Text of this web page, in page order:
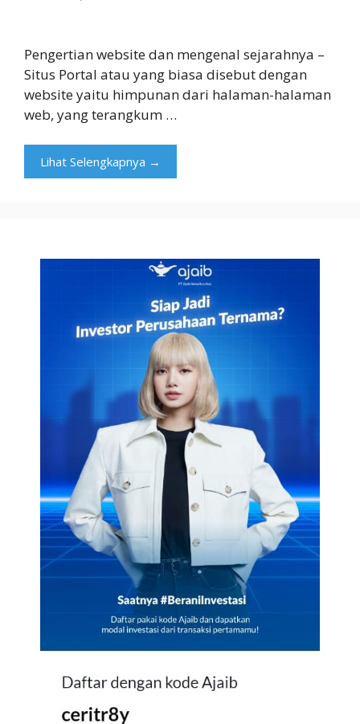
Pengertian website dan mengenal sejarahnya –
Situs Portal atau yang biasa disebut dengan
website yaitu himpunan dari halaman-halaman
web, yang terangkum …
Lihat Selengkapnya →